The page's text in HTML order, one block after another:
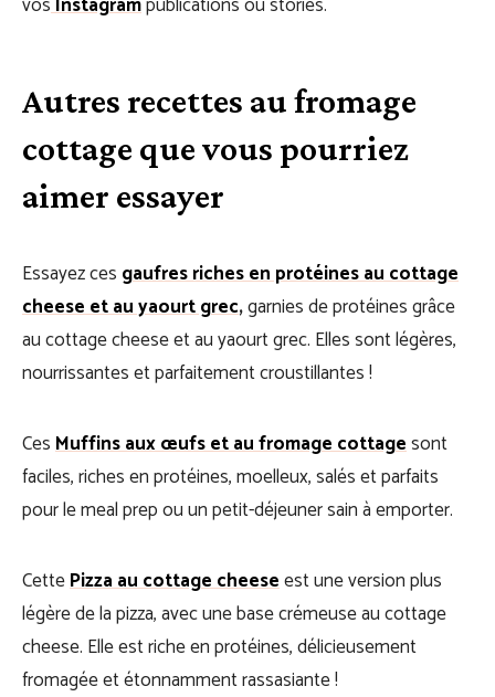
Autres recettes au fromage
cottage que vous pourriez
aimer essayer
Essayez ces gaufres riches en protéines au cottage
cheese et au yaourt grec,garnies de protéines grâce
au cottage cheese et au yaourt grec. Elles sont légères,
nourrissantes et parfaitement croustillantes !
CesMuffins aux œufs et au fromage cottagesont
faciles, riches en protéines, moelleux, salés et parfaits
pour le meal prep ou un petit-déjeuner sain à emporter.
CettePizza au cottage cheeseest une version plus
légère de la pizza, avec une base crémeuse au cottage
cheese. Elle est riche en protéines, délicieusement
fromagée et étonnamment rassasiante !